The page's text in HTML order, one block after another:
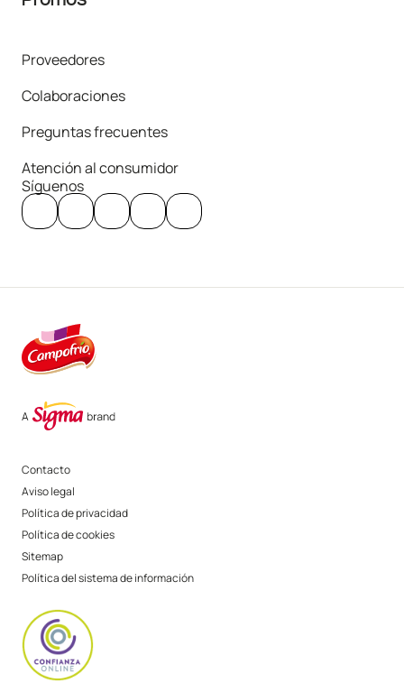
Proveedores
Colaboraciones
Preguntas frecuentes
Atención al consumidor
Síguenos
Contacto
Aviso legal
Política de privacidad
Política de cookies
Sitemap
Política del sistema de información